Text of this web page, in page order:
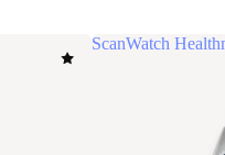
ScanWatch